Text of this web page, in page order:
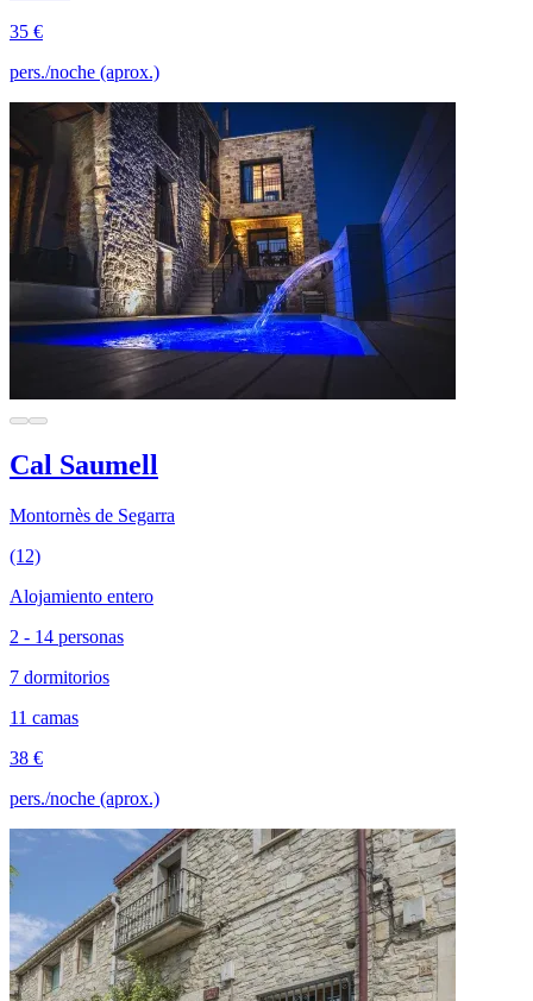
35 €
pers./noche (aprox.)
Cal Saumell
Montornès de Segarra
(12)
Alojamiento entero
2 - 14 personas
7 dormitorios
11 camas
38 €
pers./noche (aprox.)